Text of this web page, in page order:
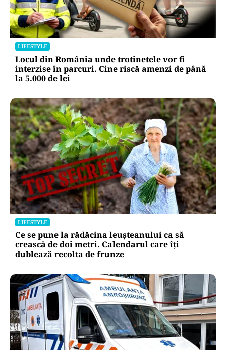
LIFESTYLE
Locul din România unde trotinetele vor fi
interzise în parcuri. Cine riscă amenzi de până
la 5.000 de lei
LIFESTYLE
Ce se pune la rădăcina leușteanului ca să
crească de doi metri. Calendarul care îți
dublează recolta de frunze